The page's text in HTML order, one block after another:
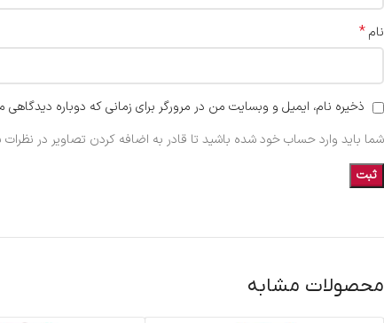
نام*
ذخیره نام، ایمیل و وبسایت من در مرورگر برای زمانی که دوباره
شما باید وارد حساب خود شده باشید تا قادر به اضافه کردن تصاویر در نظرات
محصولات مشابه